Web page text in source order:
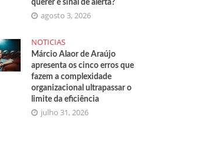
querer é sinal de alerta?
agosto 3, 2026
NOTICIAS
Márcio Alaor de Araújo
apresenta os cinco erros que
fazem a complexidade
organizacional ultrapassar o
limite da eficiência
julho 31, 2026